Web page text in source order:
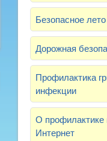
Безопасное лето
Дорожная
Профилактика
инфекции
О профилактике
Интернет